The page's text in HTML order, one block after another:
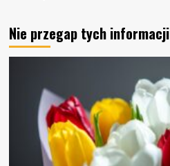
Nie przegap tych informacji